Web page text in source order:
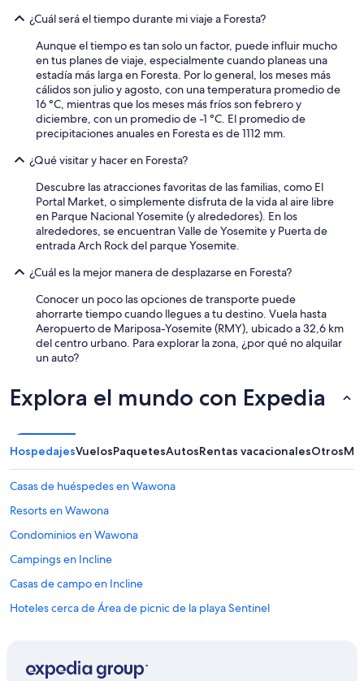
¿Cuál será el tiempo durante mi viaje a Foresta?
Aunque el tiempo es tan solo un factor, puede influir mucho
en tus planes de viaje, especialmente cuando planeas una
estadía más larga en Foresta. Por lo general, los meses más
cálidos son julio y agosto, con una temperatura promedio de
16 °C, mientras que los meses más fríos son febrero y
diciembre, con un promedio de -1 °C. El promedio de
precipitaciones anuales en Foresta es de 1112 mm.
¿Qué visitar y hacer en Foresta?
Descubre las atracciones favoritas de las familias, como El
Portal Market, o simplemente disfruta de la vida al aire libre
en Parque Nacional Yosemite (y alrededores). En los
alrededores, se encuentran Valle de Yosemite y Puerta de
entrada Arch Rock del parque Yosemite.
¿Cuál es la mejor manera de desplazarse en Foresta?
Conocer un poco las opciones de transporte puede
ahorrarte tiempo cuando llegues a tu destino. Vuela hasta
Aeropuerto de Mariposa-Yosemite (RMY), ubicado a 32,6 km
del centro urbano. Para explorar la zona, ¿por qué no alquilar
un auto?
Explora el mundo con Expedia
HospedajesVuelosPaquetesAutosRentas vacacionalesOtros
Casas de huéspedes en Wawona
Resorts en Wawona
Condominios en Wawona
Campings en Incline
Casas de campo en Incline
Hoteles cerca de Área de picnic de la playa Sentinel